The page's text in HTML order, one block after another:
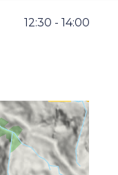
12:30 - 14:00